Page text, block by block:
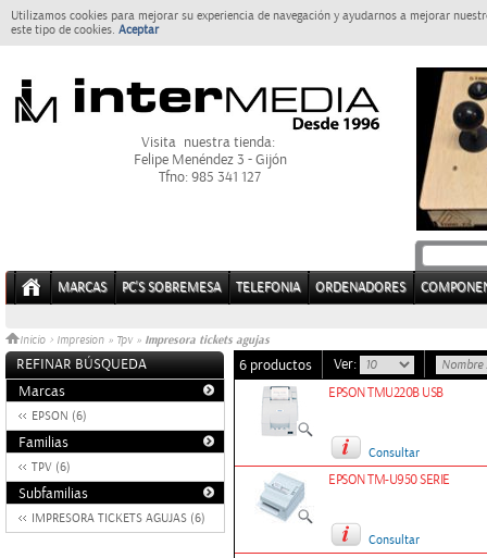
Utilizamos cookies para mejorar su experiencia de navegación y ayudarnos a mejorar
este tipo de cookies. Aceptar
Visita nuestra tienda:
Felipe Menéndez 3 - Gijón
Tfno: 985 341 127
MARCAS PC'S SOBREMESA TELEFONIA ORDENADORES
Inicio > Impresion » Tpv » Impresora tickets agujas
REFINAR BÚSQUEDA
Marcas
EPSON (6)
Familias
TPV (6)
Subfamilias
IMPRESORA TICKETS AGUJAS (6)
6 productos Ver:
EPSON TMU220B USB
Consultar
EPSON TM-U950 SERIE
Consultar